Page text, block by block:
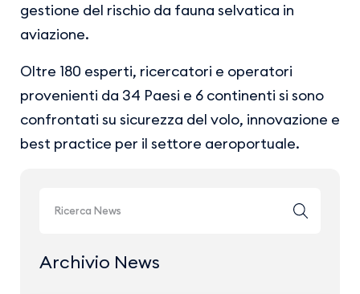
gestione del rischio da fauna selvatica in
aviazione.
Oltre 180 esperti, ricercatori e operatori
provenienti da 34 Paesi e 6 continenti si sono
confrontati su sicurezza del volo, innovazione e
best practice per il settore aeroportuale.
Archivio News